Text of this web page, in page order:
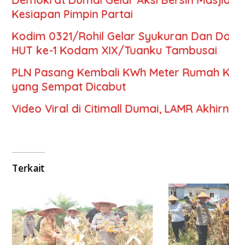
Kesiapan Pimpin Partai
Kodim 0321/Rohil Gelar Syukuran Dan
HUT ke-1 Kodam XIX/Tuanku Tambusai
PLN Pasang Kembali KWh Meter Rumah
yang Sempat Dicabut
Video Viral di Citimall Dumai, LAMR
Terkait